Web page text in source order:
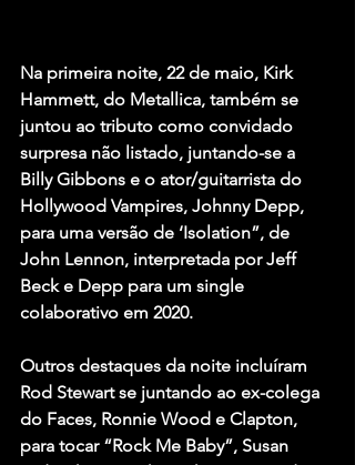
Na primeira noite, 22 de maio, Kirk
Hammett, do Metallica, também se
juntou ao tributo como convidado
surpresa não listado, juntando-se a
Billy Gibbons e o ator/guitarrista do
Hollywood Vampires, Johnny Depp,
para uma versão de ‘Isolation”, de
John Lennon, interpretada por Jeff
Beck e Depp para um single
colaborativo em 2020.
Outros destaques da noite incluíram
Rod Stewart se juntando ao ex-colega
do Faces, Ronnie Wood e Clapton,
para tocar “Rock Me Baby”, Susan